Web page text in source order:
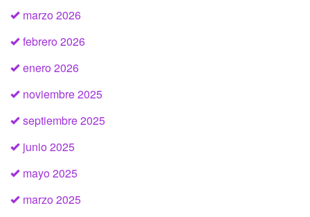
marzo 2026
febrero 2026
enero 2026
noviembre 2025
septiembre 2025
junio 2025
mayo 2025
marzo 2025